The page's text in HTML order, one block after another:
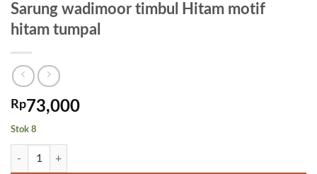
Sarung wadimoor timbul Hitam motif
hitam tumpal
Rp73,000
Stok 8
Kuantitas Sarung wadimoor timbul Hitam motif hitam tumpal